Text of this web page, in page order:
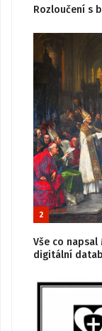
Rozloučení s
2
Vše co napsal
digitální